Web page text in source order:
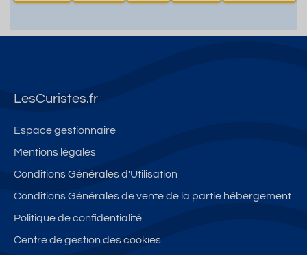
LesCuristes.fr
Espace gestionnaire
Mentions légales
Conditions Générales d'Utilisation
Conditions Générales de vente de la partie hébergement
Politique de confidentialité
Centre de gestion des cookies